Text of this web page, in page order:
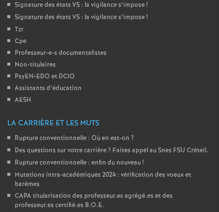
a
n
s
Signature des états VS : la vigilance s’impose!
Signature des états VS : la vigilance s’impose!
Tzr
Cpe
Professeur-e-s documentalistes
Non-titulaires
PsyEN-EDO et DCIO
Assistants d’éducation
AESH
LA CARRIÈRE ET LES MUTS
Rupture conventionnelle : Où en est-on ?
Des questions sur votre carrière? Faites appel au Snes FSU Créteil.
Rupture conventionnelle : enfin du nouveau!
Mutations intra-académiques 2024 : vérification des voeux et
barèmes
CAPAtitularisation des professeur.es agrégé.es et des
professeur.es certifié.es B.O.E.